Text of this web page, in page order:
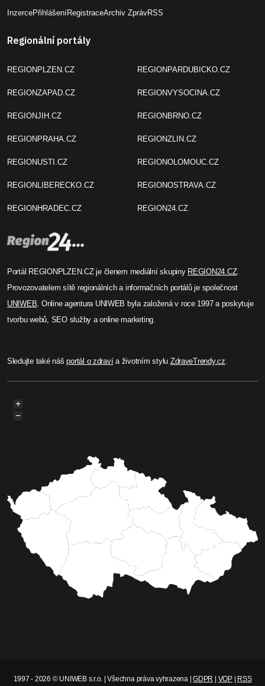
InzercePřihlášeníRegistraceArchiv ZprávRSS
Regionální portály
REGIONPLZEN.CZ
REGIONZAPAD.CZ
REGIONJIH.CZ
REGIONPRAHA.CZ
REGIONUSTI.CZ
REGIONLIBERECKO.CZ
REGIONHRADEC.CZ
REGIONPARDUBICKO.CZ
REGIONVYSOCINA.CZ
REGIONBRNO.CZ
REGIONZLIN.CZ
REGIONOLOMOUC.CZ
REGIONOSTRAVA.CZ
REGION24.CZ
Portál REGIONPLZEN.CZ je členem mediální skupiny REGION24.CZ.
Provozovatelem sítě regionálních a informačních portálů je společnost
UNIWEB. Online agentura UNIWEB byla založená v roce 1997 a poskytuje
tvorbu webů, SEO služby a online marketing.
Sledujte také nášportál o zdravía životním stylu ZdraveTrendy.cz.
+
−
1997 - 2026 © UNIWEB s.r.o. | Všechna práva vyhrazena |GDPR VOP| RSS